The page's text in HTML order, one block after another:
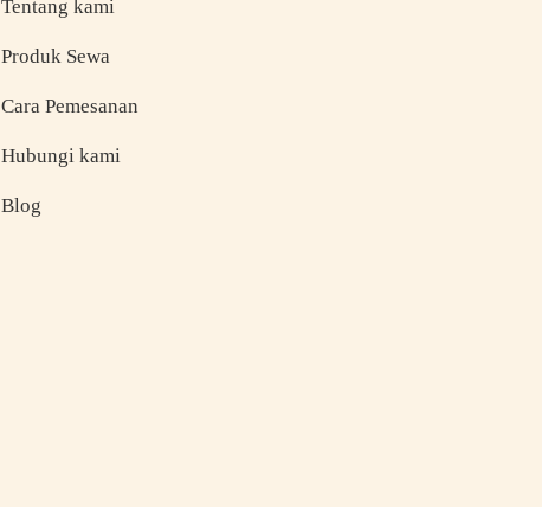
Tentang kami
Produk Sewa
Cara Pemesanan
Hubungi kami
Blog